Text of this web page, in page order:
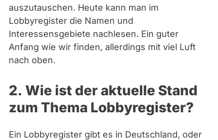
auszutauschen. Heute kann man im
Lobbyregister die Namen und
Interessensgebiete nachlesen. Ein guter
Anfang wie wir finden, allerdings mit viel Luft
nach oben.
2. Wie ist der aktuelle Stand
zum Thema Lobbyregister?
Ein Lobbyregister gibt es in Deutschland, oder